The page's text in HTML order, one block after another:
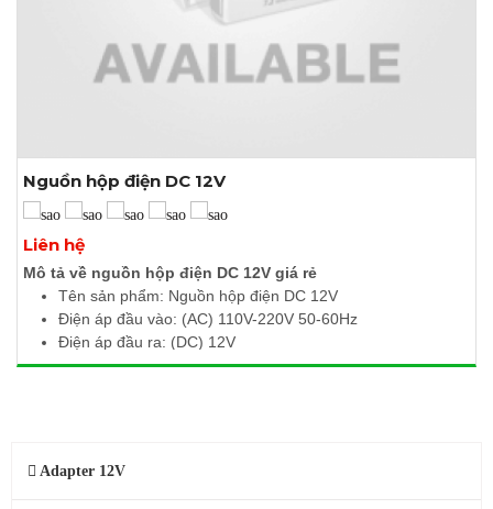
Nguồn hộp điện DC 12V
Liên hệ
Mô tả về nguồn hộp điện DC 12V giá rẻ
Tên sản phẩm: Nguồn hộp điện DC 12V
Điện áp đầu vào: (AC) 110V-220V 50-60Hz
Điện áp đầu ra: (DC) 12V
Sản lượng hiện tại: 30A, 10A, 15A, 20A
Adapter 12V